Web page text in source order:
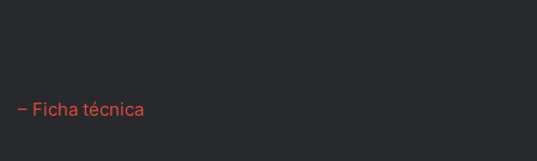
– Ficha técnica